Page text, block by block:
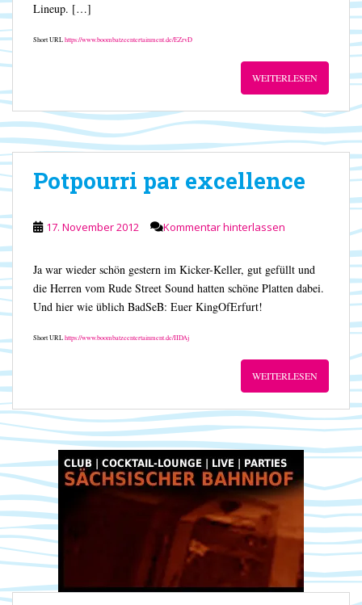
Lineup. […]
Short URLhttps://www.boombatzeentertainment.de/EZrvD
WEITERLESEN
Potpourri par excellence
17. November 2012 Kommentar hinterlassen
Ja war wieder schön gestern im Kicker-Keller, gut gefüllt und
die Herren vom Rude Street Sound hatten schöne Platten dabei.
Und hier wie üblich BadSeB: Euer KingOfErfurt!
Short URLhttps://www.boombatzeentertainment.de/IIDAj
WEITERLESEN